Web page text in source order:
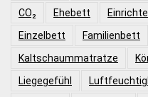
CO₂
Ehebett
Einzelbett
Familienbett
Kaltschaummatratze
Liegegefühl